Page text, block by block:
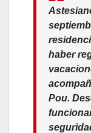
haber
Pou.